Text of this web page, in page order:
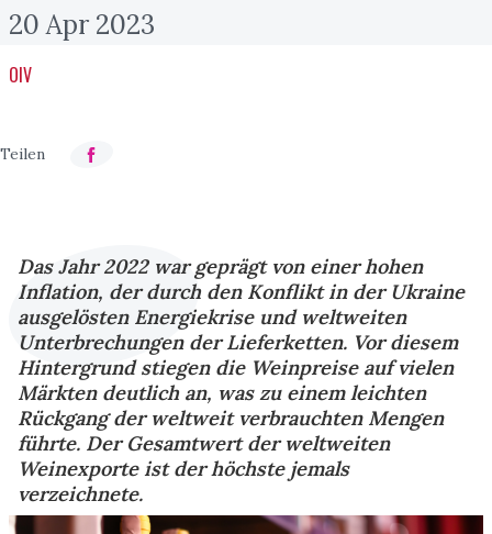
20 Apr 2023
OIV
Das Jahr 2022 war geprägt von einer hohen
Inflation, der durch den Konflikt in der Ukraine
ausgelösten Energiekrise und weltweiten
Unterbrechungen der Lieferketten. Vor diesem
Hintergrund stiegen die Weinpreise auf vielen
Märkten deutlich an, was zu einem leichten
Rückgang der weltweit verbrauchten Mengen
führte. Der Gesamtwert der weltweiten
Weinexporte ist der höchste jemals
verzeichnete.